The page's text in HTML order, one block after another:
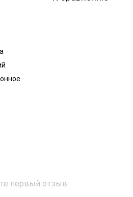
первый отзыв